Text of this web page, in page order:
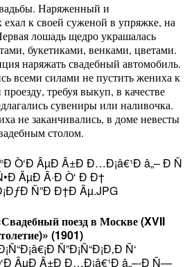
Наряженный и
к своей суженой в упряжке, на
лошадь щедро украшалась
букетиками, венками, цветами.
наряжать свадебный автомобиль.
всеми силами не пустить жениха к
требуя выкуп, в качестве
сувениры или наливочка.
не заканчивались, в доме невесты
столом.
поезд в Москве (XVII
(1901)